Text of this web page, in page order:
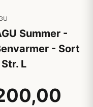
Summer -
- Sort
L